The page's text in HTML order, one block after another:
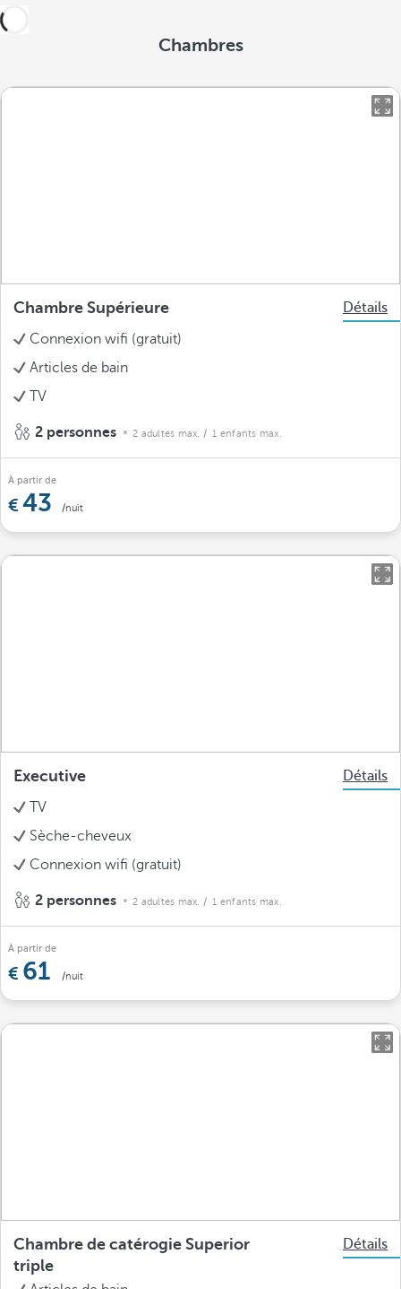
Chambres
Chambre Supérieure
Détails
Connexion wifi (gratuit)
Articles de bain
TV
2 personnes 2 adultes max. / 1 enfants max.
À partir de
43 /nuit
Executive
Détails
TV
Sèche-cheveux
Connexion wifi (gratuit)
2 personnes 2 adultes max. / 1 enfants max.
À partir de
61 /nuit
Chambre de catérogie Superior
triple
Détails